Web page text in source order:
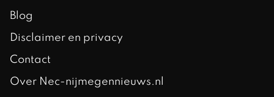
Blog
Disclaimer en privacy
Contact
Over Nec-nijmegennieuws.nl